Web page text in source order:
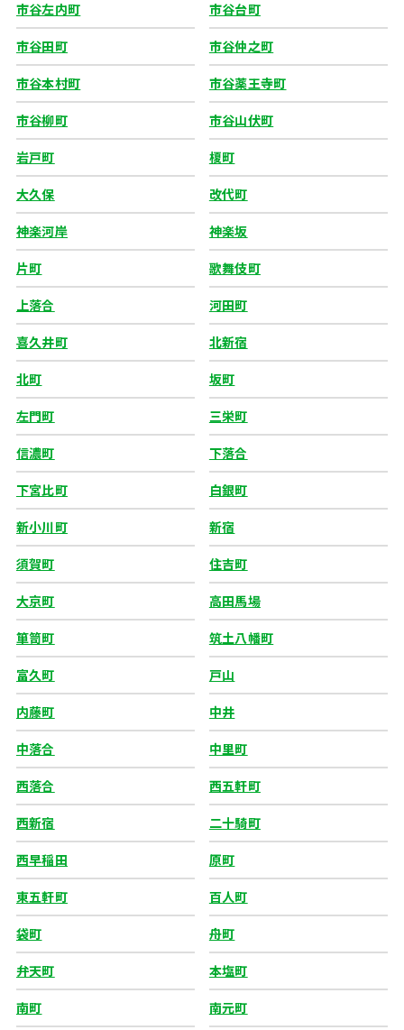
市谷左内町 市谷台町
市谷田町 市谷仲之町
市谷本村町 市谷薬王寺町
市谷柳町 市谷山伏町
岩戸町 榎町
大久保 改代町
神楽河岸 神楽坂
片町 歌舞伎町
上落合 河田町
喜久井町 北新宿
北町 坂町
左門町 三栄町
信濃町 下落合
下宮比町 白銀町
新小川町 新宿
須賀町 住吉町
大京町 高田馬場
箪笥町 筑土八幡町
富久町 戸山
内藤町 中井
中落合 中里町
西落合 西五軒町
西新宿 二十騎町
西早稲田 原町
東五軒町 百人町
袋町 舟町
弁天町 本塩町
南町 南元町